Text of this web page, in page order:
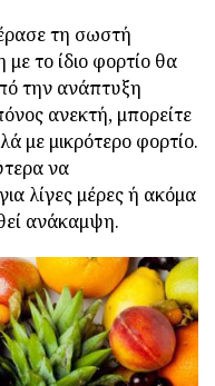
τη σωστή
το ίδιο φορτίο θα
την ανάπτυξη
ανεκτή, μπορείτε
με μικρότερο φορτίο.
να
λίγες μέρες ή ακόμα
ανάκαμψη.